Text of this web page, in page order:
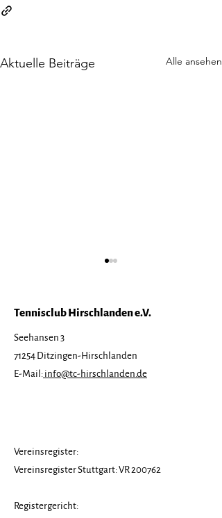
Aktuelle Beiträge Alle ansehen
Tennisfreizeit 2026
Tennisclub Hirschlanden e.V.
Seehansen 3
71254 Ditzingen-Hirschlanden
E-Mail: info@tc-hirschlanden.de
Vereinsregister:
Vereinsregister Stuttgart: VR 200762
Registergericht: